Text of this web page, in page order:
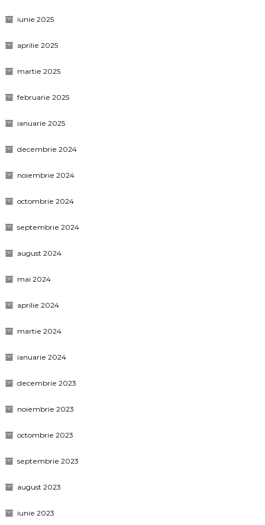
iunie 2025
aprilie 2025
martie 2025
februarie 2025
ianuarie 2025
decembrie 2024
noiembrie 2024
octombrie 2024
septembrie 2024
august 2024
mai 2024
aprilie 2024
martie 2024
ianuarie 2024
decembrie 2023
noiembrie 2023
octombrie 2023
septembrie 2023
august 2023
iunie 2023